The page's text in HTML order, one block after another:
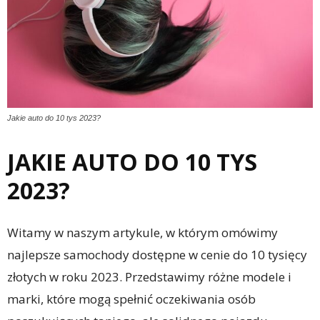
Jakie auto do 10 tys 2023?
JAKIE AUTO DO 10 TYS
2023?
Witamy w naszym artykule, w którym omówimy
najlepsze samochody dostępne w cenie do 10 tysięcy
złotych w roku 2023. Przedstawimy różne modele i
marki, które mogą spełnić oczekiwania osób